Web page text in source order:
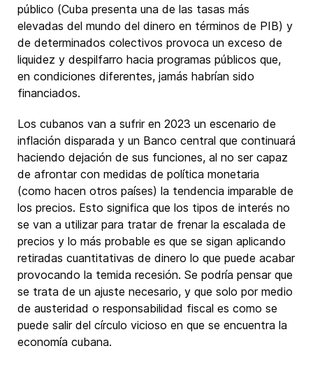
público (Cuba presenta una de las tasas más
elevadas del mundo del dinero en términos de PIB) y
de determinados colectivos provoca un exceso de
liquidez y despilfarro hacia programas públicos que,
en condiciones diferentes, jamás habrían sido
financiados.
Los cubanos van a sufrir en 2023 un escenario de
inflación disparada y un Banco central que continuará
haciendo dejación de sus funciones, al no ser capaz
de afrontar con medidas de política monetaria
(como hacen otros países) la tendencia imparable de
los precios. Esto significa que los tipos de interés no
se van a utilizar para tratar de frenar la escalada de
precios y lo más probable es que se sigan aplicando
retiradas cuantitativas de dinero lo que puede acabar
provocando la temida recesión. Se podría pensar que
se trata de un ajuste necesario, y que solo por medio
de austeridad o responsabilidad fiscal es como se
puede salir del círculo vicioso en que se encuentra la
economía cubana.